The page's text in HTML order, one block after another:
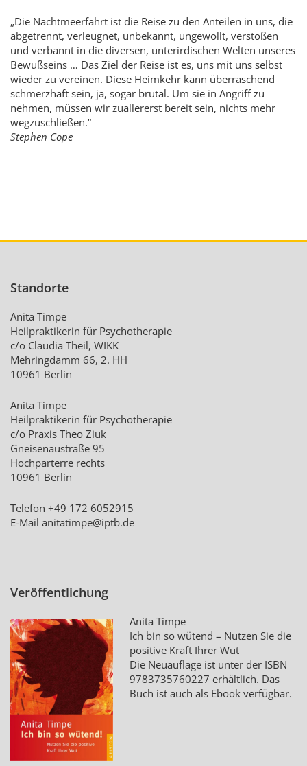
„Die Nachtmeerfahrt ist die Reise zu den Anteilen in uns, die
abgetrennt, verleugnet, unbekannt, ungewollt, verstoßen
und verbannt in die diversen, unterirdischen Welten unseres
Bewußseins … Das Ziel der Reise ist es, uns mit uns selbst
wieder zu vereinen. Diese Heimkehr kann überraschend
schmerzhaft sein, ja, sogar brutal. Um sie in Angriff zu
nehmen, müssen wir zuallererst bereit sein, nichts mehr
wegzuschließen.“
Stephen Cope
Standorte
Anita Timpe
Heilpraktikerin für Psychotherapie
c/o Claudia Theil, WIKK
Mehringdamm 66, 2. HH
10961 Berlin
Anita Timpe
Heilpraktikerin für Psychotherapie
c/o Praxis Theo Ziuk
Gneisenaustraße 95
Hochparterre rechts
10961 Berlin
Telefon +49 172 6052915
E-Mail anitatimpe@iptb.de
Veröffentlichung
Anita Timpe
Ich bin so wütend – Nutzen Sie die
positive Kraft Ihrer Wut
Die Neuauflage ist unter der ISBN
9783735760227 erhältlich. Das
Buch ist auch als Ebook verfügbar.